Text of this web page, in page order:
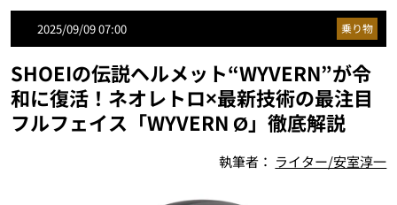
2025/09/09 07:00 乗り物
SHOEIの伝説ヘルメット“WYVERN”が令
和に復活！ネオレトロ×最新技術の最注目
フルフェイス「WYVERN Ø」徹底解説
執筆者： ライター/安室淳一